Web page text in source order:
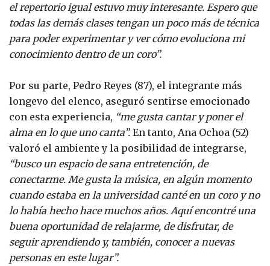
el repertorio igual estuvo muy interesante. Espero que
todas las demás clases tengan un poco más de técnica
para poder experimentar y ver cómo evoluciona mi
conocimiento dentro de un coro”.
Por su parte, Pedro Reyes (87), el integrante más
longevo del elenco, aseguró sentirse emocionado
con esta experiencia, “me gusta cantar y poner el
alma en lo que uno canta”. En tanto, Ana Ochoa (52)
valoró el ambiente y la posibilidad de integrarse,
“busco un espacio de sana entretención, de
conectarme. Me gusta la música, en algún momento
cuando estaba en la universidad canté en un coro y no
lo había hecho hace muchos años. Aquí encontré una
buena oportunidad de relajarme, de disfrutar, de
seguir aprendiendo y, también, conocer a nuevas
personas en este lugar”.